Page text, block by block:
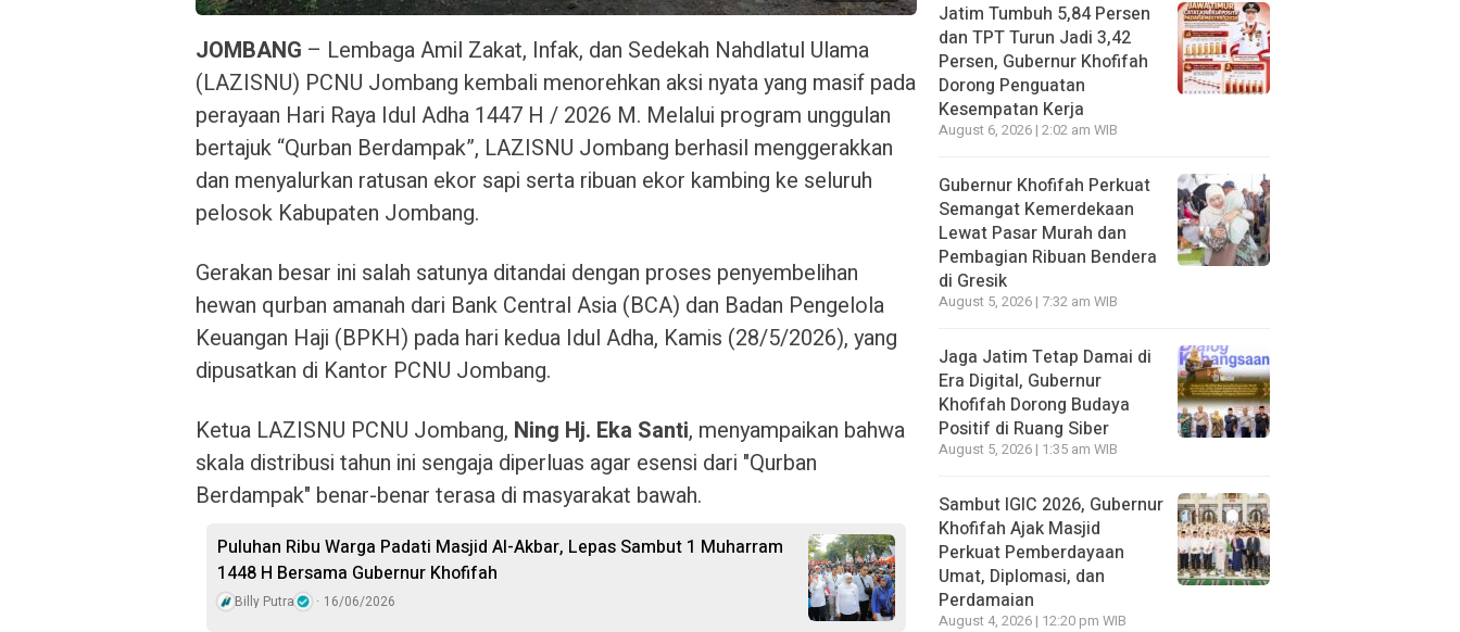
JOMBANG – Lembaga Amil Zakat, Infak, dan Sedekah Nahdlatul Ulama
(LAZISNU) PCNU Jombang kembali menorehkan aksi nyata yang masif pada
perayaan Hari Raya Idul Adha 1447 H / 2026 M. Melalui program unggulan
bertajuk “Qurban Berdampak”, LAZISNU Jombang berhasil menggerakkan
dan menyalurkan ratusan ekor sapi serta ribuan ekor kambing ke seluruh
pelosok Kabupaten Jombang.
Gerakan besar ini salah satunya ditandai dengan proses penyembelihan
hewan qurban amanah dari Bank Central Asia (BCA) dan Badan Pengelola
Keuangan Haji (BPKH) pada hari kedua Idul Adha, Kamis (28/5/2026), yang
dipusatkan di Kantor PCNU Jombang.
Ketua LAZISNU PCNU Jombang, Ning Hj. Eka Santi, menyampaikan bahwa
skala distribusi tahun ini sengaja diperluas agar esensi dari "Qurban
Berdampak" benar-benar terasa di masyarakat bawah.
Puluhan Ribu Warga Padati Masjid Al-Akbar, Lepas Sambut 1 Muharram
1448 H Bersama Gubernur Khofifah
Billy Putra 16/06/2026
Jatim Tumbuh 5,84 Persen
dan TPT Turun Jadi 3,42
Persen, Gubernur Khofifah
Dorong Penguatan
Kesempatan Kerja
August 6, 2026 | 2:02 am WIB
Gubernur Khofifah Perkuat
Semangat Kemerdekaan
Lewat Pasar Murah dan
Pembagian Ribuan Bendera
di Gresik
August 5, 2026 | 7:32 am WIB
Jaga Jatim Tetap Damai di
Era Digital, Gubernur
Khofifah Dorong Budaya
Positif di Ruang Siber
August 5, 2026 | 1:35 am WIB
Sambut IGIC 2026, Gubernur
Khofifah Ajak Masjid
Perkuat Pemberdayaan
Umat, Diplomasi, dan
Perdamaian
August 4, 2026 | 12:20 pm WIB